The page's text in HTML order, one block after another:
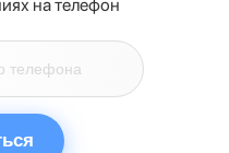
на телефон